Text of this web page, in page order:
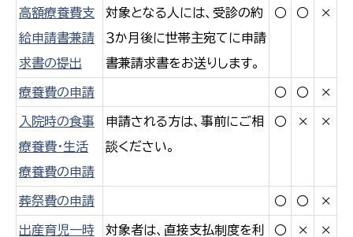
高額療養費支
給申請書兼請
求書の提出
対象となる人には、受診の約
３か月後に世帯主宛てに申請
書兼請求書をお送りします。
○ ○ ×
療養費の申請 ○ ○ ×
入院時の食事
療養費・生活
療養費の申請
申請される方は、事前にご相
談ください。
○ × ×
葬祭費の申請 ○ ○ ×
出産育児一時
対象者は、直接支払制度を利
○ × ×